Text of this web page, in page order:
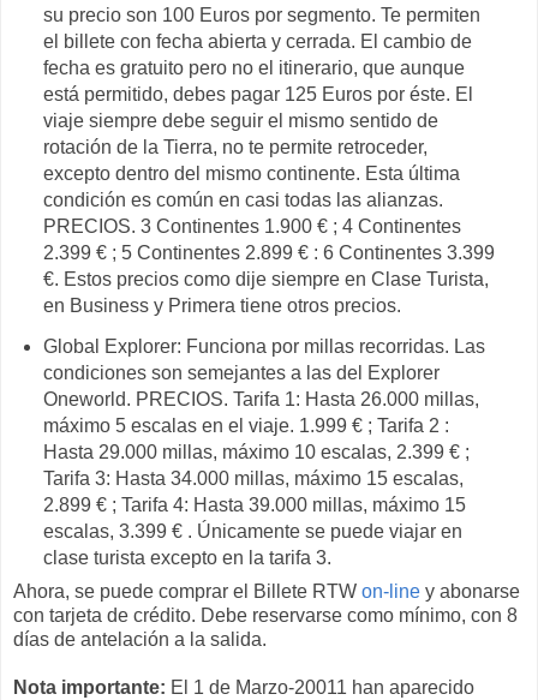
su precio son 100 Euros por segmento. Te permiten
el billete con fecha abierta y cerrada. El cambio de
fecha es gratuito pero no el itinerario, que aunque
está permitido, debes pagar 125 Euros por éste. El
viaje siempre debe seguir el mismo sentido de
rotación de la Tierra, no te permite retroceder,
excepto dentro del mismo continente. Esta última
condición es común en casi todas las alianzas.
PRECIOS. 3 Continentes 1.900 € ; 4 Continentes
2.399 € ; 5 Continentes 2.899 € : 6 Continentes 3.399
€. Estos precios como dije siempre en Clase Turista,
en Business y Primera tiene otros precios.
Global Explorer: Funciona por millas recorridas. Las
condiciones son semejantes a las del Explorer
Oneworld. PRECIOS. Tarifa 1: Hasta 26.000 millas,
máximo 5 escalas en el viaje. 1.999 € ; Tarifa 2 :
Hasta 29.000 millas, máximo 10 escalas, 2.399 € ;
Tarifa 3: Hasta 34.000 millas, máximo 15 escalas,
2.899 € ; Tarifa 4: Hasta 39.000 millas, máximo 15
escalas, 3.399 € . Únicamente se puede viajar en
clase turista excepto en la tarifa 3.
Ahora, se puede comprar el Billete RTW on-line y abonarse
con tarjeta de crédito. Debe reservarse como mínimo, con 8
días de antelación a la salida.
Nota importante: El 1 de Marzo-20011 han aparecido